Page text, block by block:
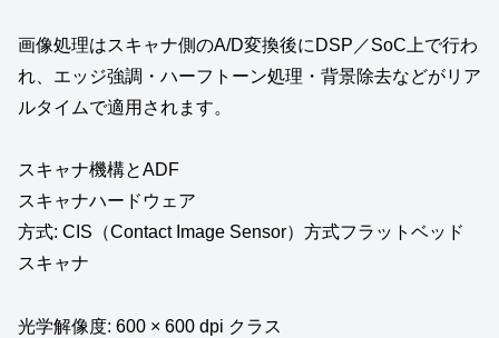
画像処理はスキャナ側のA/D変換後にDSP／SoC上で行わ
れ、エッジ強調・ハーフトーン処理・背景除去などがリア
ルタイムで適用されます。
スキャナ機構とADF
スキャナハードウェア
方式: CIS（Contact Image Sensor）方式フラットベッド
スキャナ
光学解像度: 600 × 600 dpi クラス